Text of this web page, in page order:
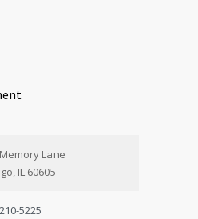
Lane
IL 60605
5225